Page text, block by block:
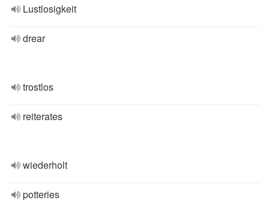
Lustlosigkeit
drear
trostlos
reiterates
wiederholt
potteries